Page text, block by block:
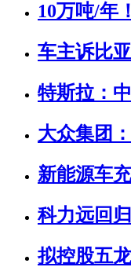
10万吨/年
车主诉比
特斯拉：
大众集团
新能源车
科力远回
拟控股五